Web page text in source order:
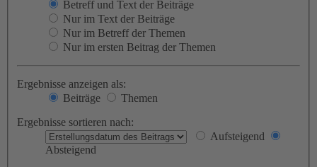
Betreff und Text der Beiträge
Nur im Text der Beiträge
Nur im Betreff der Themen
Nur im ersten Beitrag der Themen
Ergebnisse anzeigen als:
Beiträge
Themen
Ergebnisse sortieren nach:
Aufsteigend
Absteigend